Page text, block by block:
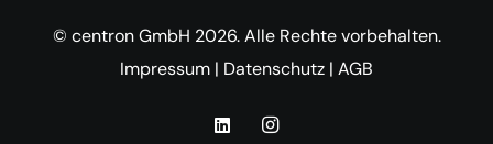
© centron GmbH 2026. Alle Rechte vorbehalten.
Impressum | Datenschutz | AGB